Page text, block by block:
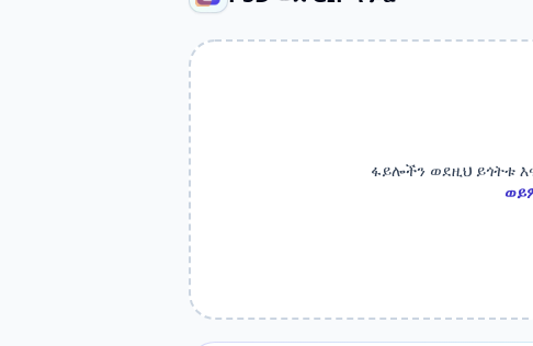
ፋይሎችን ወደዚህ ይጎትቱ